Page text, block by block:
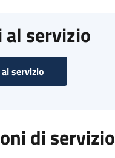
al servizio
servizio
di servizio